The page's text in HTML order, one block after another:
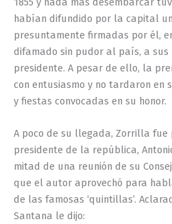
habían difundido por la capital
presuntamente firmadas por él,
difamado sin pudor al país, a sus
presidente. A pesar de ello, la
con entusiasmo y no tardaron en
y fiestas convocadas en su honor.
A poco de su llegada, Zorrilla fue
presidente de la república,
mitad de una reunión de su
que el autor aprovechó para
de las famosas ‘quintillas’.
Santana le dijo: